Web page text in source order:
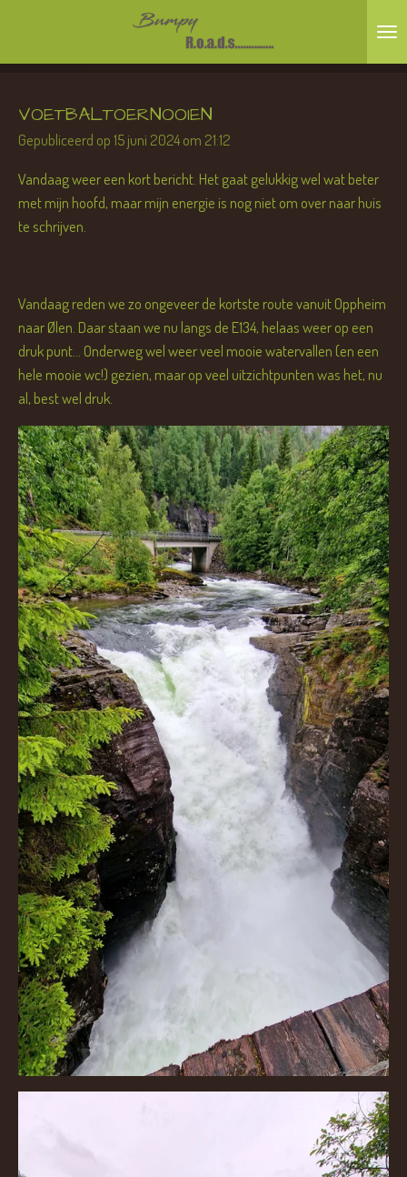
naar
hoofdinhoud
VOETBALTOERNOOIEN
Gepubliceerd op 15 juni 2024 om 21:12
Vandaag weer een kort bericht. Het gaat gelukkig wel wat beter
met mijn hoofd, maar mijn energie is nog niet om over naar huis
te schrijven.
Vandaag reden we zo ongeveer de kortste route vanuit Oppheim
naar Ølen. Daar staan we nu langs de E134, helaas weer op een
druk punt... Onderweg wel weer veel mooie watervallen (en een
hele mooie wc!) gezien, maar op veel uitzichtpunten was het, nu
al, best wel druk.